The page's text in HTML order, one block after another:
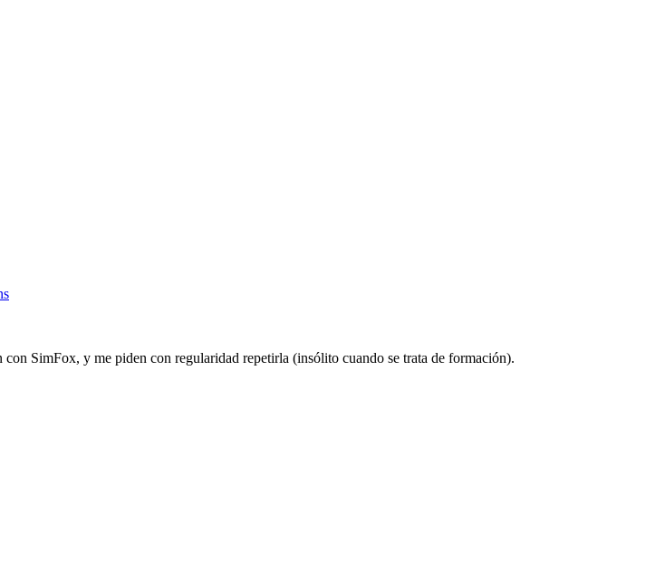
SimFox, y me piden con regularidad repetirla (insólito cuando se trata de formación).